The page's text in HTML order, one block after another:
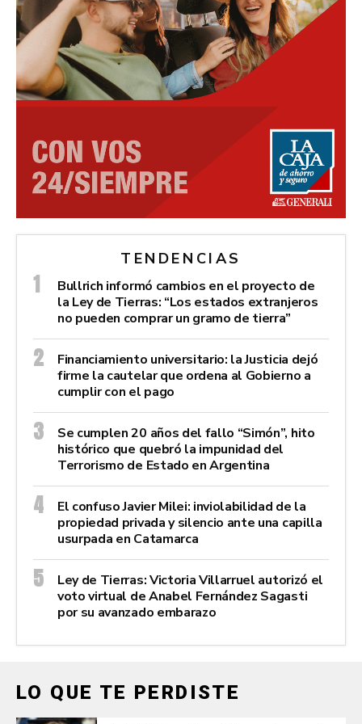
TENDENCIAS
Bullrich informó cambios en el proyecto de
la Ley de Tierras: “Los estados extranjeros
no pueden comprar un gramo de tierra”
Financiamiento universitario: la Justicia dejó
firme la cautelar que ordena al Gobierno a
cumplir con el pago
Se cumplen 20 años del fallo “Simón”, hito
histórico que quebró la impunidad del
Terrorismo de Estado en Argentina
El confuso Javier Milei: inviolabilidad de la
propiedad privada y silencio ante una capilla
usurpada en Catamarca
Ley de Tierras: Victoria Villarruel autorizó el
voto virtual de Anabel Fernández Sagasti
por su avanzado embarazo
LO QUE TE PERDISTE